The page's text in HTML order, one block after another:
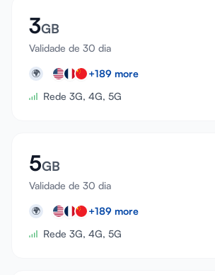
3GB
Validade de 30 dia
🌍 +189 more
Rede 3G, 4G, 5G
5GB
Validade de 30 dia
🌍 +189 more
Rede 3G, 4G, 5G